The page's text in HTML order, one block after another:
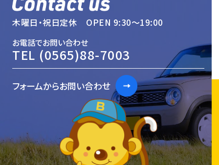
木曜日・祝日定休 OPEN 9:30〜19:00
お電話でお問い合わせ
TEL (0565)88-7003
フォームからお問い合わせ